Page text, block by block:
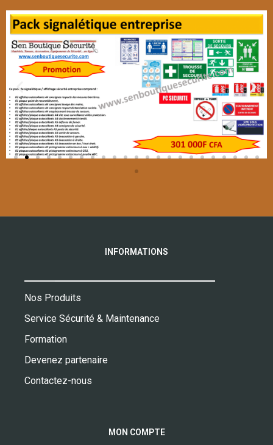
INFORMATIONS
Nos Produits
Service Sécurité & Maintenance
Formation
Devenez partenaire
Contactez-nous
MON COMPTE